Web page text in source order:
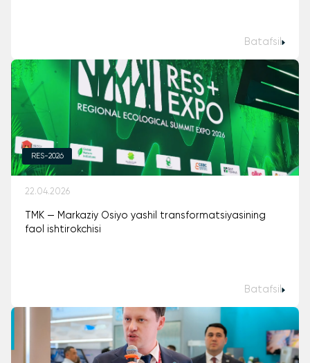
Batafsil
RES-2026
22.04.2026
TMK — Markaziy Osiyo yashil transformatsiyasining
faol ishtirokchisi
Batafsil